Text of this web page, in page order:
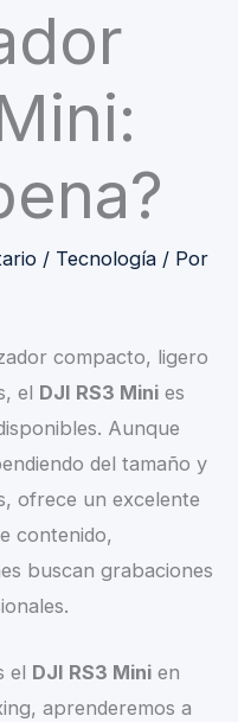
/ Tecnología / Por
compacto, ligero
el DJI RS3 Mini es
Aunque
del tamaño y
ofrece un excelente
contenido,
buscan grabaciones
el DJI RS3 Mini en
aprenderemos a